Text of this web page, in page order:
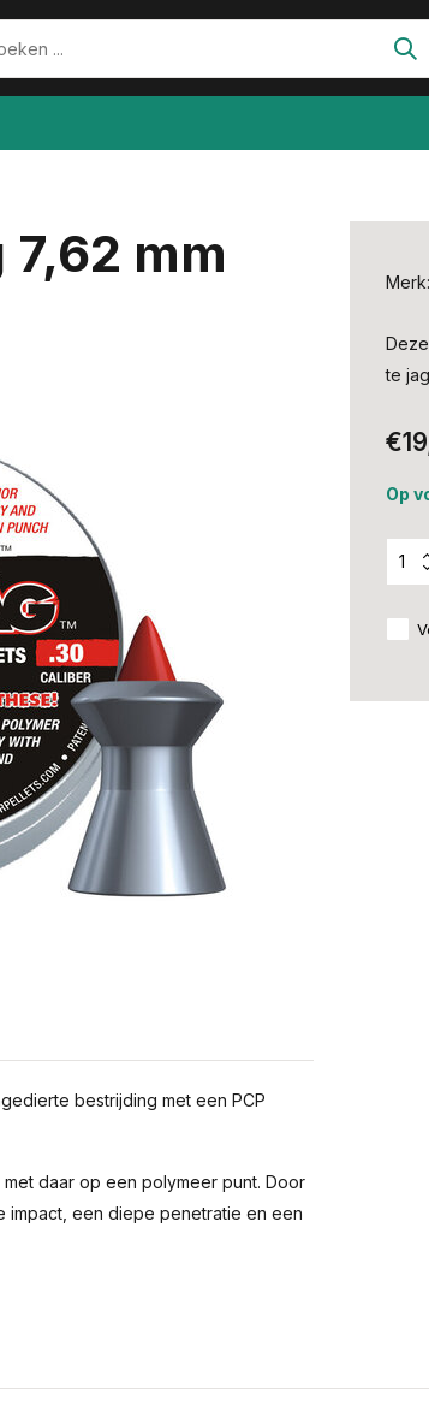
mm
bestrijding met een PCP
daar op een polymeer punt. Door
een diepe penetratie en een
Merk:
te
Op